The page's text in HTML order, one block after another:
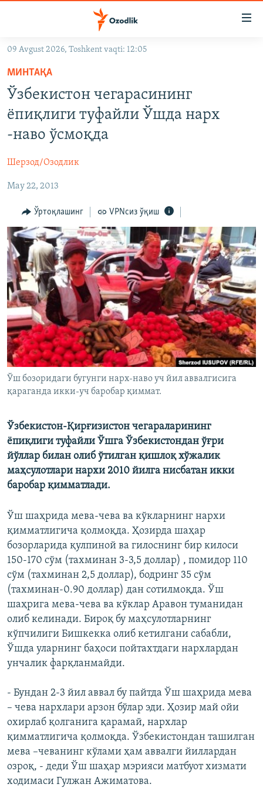
Асосий
навигацияга
ўтинг
Қидиришга
ўтинг
OZODVIDEO
На русском
ИЖТИМОИЙ ТАРМОҚЛАР
Озодлик бошқа тилларда
09 Avgust 2026, Toshkent vaqti: 12:05
МИНТАҚА
Ўзбекистон чегарасининг
ёпиқлиги туфайли Ўшда нарх
-наво ўсмоқда
Шерзод/Озодлик
May 22, 2013
Ўртоқлашинг VPNсиз ўқиш
Ўш бозоридаги бугунги нарх-наво уч йил аввалгисига
қараганда икки-уч баробар қиммат.
Ўзбекистон-Қирғизистон чегараларининг
ёпиқлиги туфайли Ўшга Ўзбекистондан ўғри
йўллар билан олиб ўтилган қишлоқ хўжалик
маҳсулотлари нархи 2010 йилга нисбатан икки
баробар қимматлади.
Ўш шаҳрида мева-чева ва кўкларнинг нархи
қимматлигича қолмоқда. Ҳозирда шаҳар
бозорларида қулпиной ва гилоснинг бир килоси
150-170 сўм (тахминан 3-3,5 доллар) , помидор 110
сўм (тахминан 2,5 доллар), бодринг 35 сўм
(тахминан-0.90 доллар) дан сотилмоқда. Ўш
шаҳрига мева-чева ва кўклар Аравон туманидан
олиб келинади. Бироқ бу маҳсулотларнинг
кўпчилиги Бишкекка олиб кетилгани сабабли,
Ўшда уларнинг баҳоси пойтахтдаги нархлардан
унчалик фарқланмайди.
- Бундан 2-3 йил аввал бу пайтда Ўш шаҳрида мева
– чева нархлари арзон бўлар эди. Ҳозир май ойи
охирлаб қолганига қарамай, нархлар
қимматлигича қолмоқда. Ўзбекистондан ташилган
мева –чеванинг кўлами ҳам аввалги йиллардан
озроқ, - деди Ўш шаҳар мэрияси матбуот хизмати
ходимаси Гулжан Ажиматова.